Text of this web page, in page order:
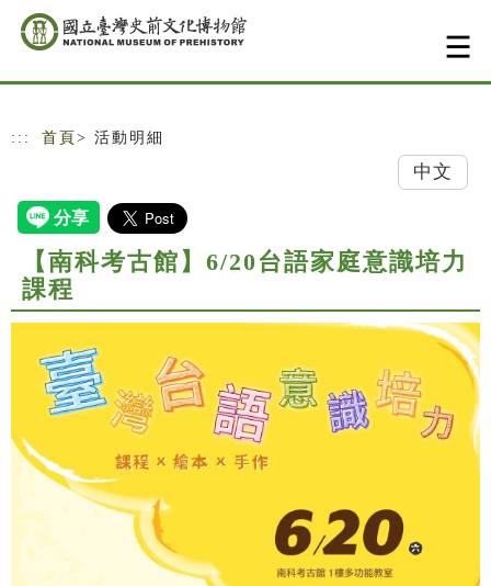
跳到主要內容
網站導覽
::: 首頁 > 活動明細
中文
【南科考古館】6/20台語家庭意識培力
課程